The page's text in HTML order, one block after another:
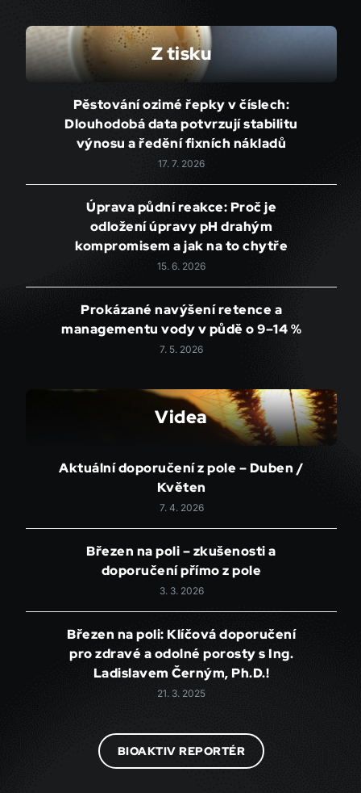
Z tisku
Pěstování ozimé řepky v číslech:
Dlouhodobá data potvrzují stabilitu
výnosu a ředění fixních nákladů
17. 7. 2026
Úprava půdní reakce: Proč je
odložení úpravy pH drahým
kompromisem a jak na to chytře
15. 6. 2026
Prokázané navýšení retence a
managementu vody v půdě o 9–14 %
7. 5. 2026
Videa
Aktuální doporučení z pole – Duben /
Květen
7. 4. 2026
Březen na poli – zkušenosti a
doporučení přímo z pole
3. 3. 2026
Březen na poli: Klíčová doporučení
pro zdravé a odolné porosty s Ing.
Ladislavem Černým, Ph.D.!
21. 3. 2025
BIOAKTIV REPORTÉR